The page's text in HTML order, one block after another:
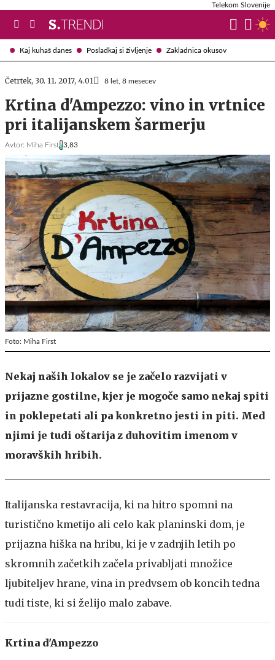
Kaj kuhaš danes Posladkaj si življenje Zakladnica okusov
Telekom Slovenije
Četrtek, 30. 11. 2017, 4.01 8 let, 8 mesecev
Krtina d'Ampezzo: vino in vrtnice
pri italijanskem šarmerju
Avtor: Miha First 3,83
Foto: Miha First
Nekaj naših lokalov se je začelo razvijati v
prijazne gostilne, kjer je mogoče samo nekaj spiti
in poklepetati ali pa konkretno jesti in piti. Med
njimi je tudi oštarija z duhovitim imenom v
moravških hribih.
Italijanska restavracija, ki na hitro spomni na
turistično kmetijo ali celo kak planinski dom, je
prijazna hiška na hribu, ki je v zadnjih letih po
skromnih začetkih začela privabljati množice
ljubiteljev hrane, vina in predvsem ob koncih tedna
tudi tiste, ki si želijo malo zabave.
Krtina d'Ampezzo